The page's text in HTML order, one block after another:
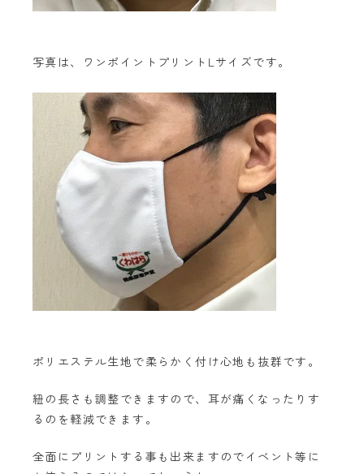
写真は、ワンポイントプリントLサイズです。
ポリエステル生地で柔らかく付け心地も抜群です。
紐の長さも調整できますので、耳が痛くなったりす
るのを軽減できます。
全面にプリントする事も出来ますのでイベント等に